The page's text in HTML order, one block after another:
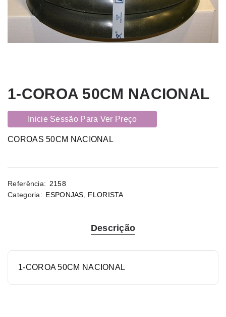
1-COROA 50CM NACIONAL
Inicie Sessão Para Ver Preço
COROAS 50CM NACIONAL
Referência: 2158
Categoria: ESPONJAS FLORISTA
Descrição
1-COROA 50CM NACIONAL